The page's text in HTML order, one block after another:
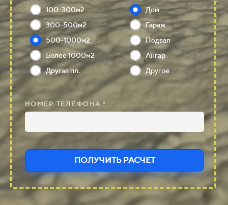
100-300м2
300-500м2
500-1000м2
Более 1000м2
Другая пл.
Дом
Гараж
Подвал
Ангар
Другое
НОМЕР ТЕЛЕФОНА *
ПОЛУЧИТЬ РАСЧЕТ